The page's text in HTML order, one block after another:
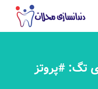
تگ: #پروتز